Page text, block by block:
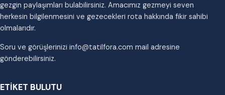
gezgin paylaşımları bulabilirsiniz. Amacımız gezmeyi seven
herkesin bilgilenmesini ve gezecekleri rota hakkında fikir sahibi
olmalarıdır.
Soru ve görüşlerinizi info@tatilfora.com mail adresine
gönderebilirsiniz.
ETİKET BULUTU